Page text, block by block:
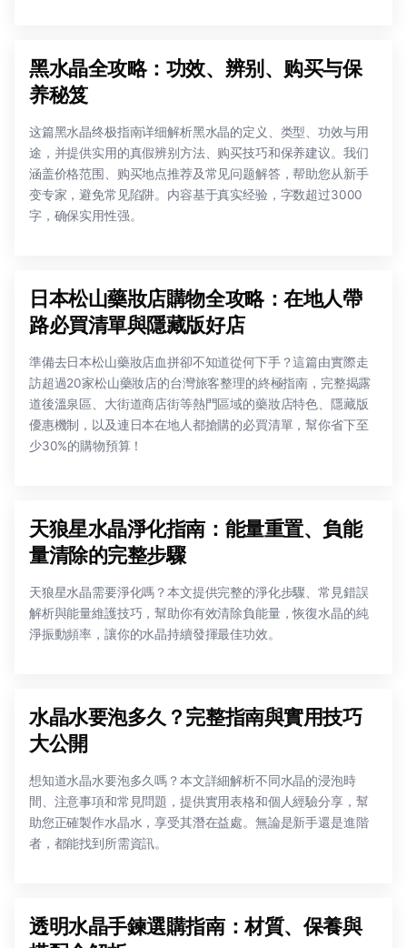
黑水晶全攻略：功效、辨别、购买与保
养秘笈
这篇黑水晶终极指南详细解析黑水晶的定义、类型、功效与用
途，并提供实用的真假辨别方法、购买技巧和保养建议。我们
涵盖价格范围、购买地点推荐及常见问题解答，帮助您从新手
变专家，避免常见陷阱。内容基于真实经验，字数超过3000
字，确保实用性强。
日本松山藥妝店購物全攻略：在地人帶
路必買清單與隱藏版好店
準備去日本松山藥妝店血拼卻不知道從何下手？這篇由實際走
訪超過20家松山藥妝店的台灣旅客整理的終極指南，完整揭露
道後溫泉區、大街道商店街等熱門區域的藥妝店特色、隱藏版
優惠機制，以及連日本在地人都搶購的必買清單，幫你省下至
少30%的購物預算！
天狼星水晶淨化指南：能量重置、負能
量清除的完整步驟
天狼星水晶需要淨化嗎？本文提供完整的淨化步驟、常見錯誤
解析與能量維護技巧，幫助你有效清除負能量，恢復水晶的純
淨振動頻率，讓你的水晶持續發揮最佳功效。
水晶水要泡多久？完整指南與實用技巧
大公開
想知道水晶水要泡多久嗎？本文詳細解析不同水晶的浸泡時
間、注意事項和常見問題，提供實用表格和個人經驗分享，幫
助您正確製作水晶水，享受其潛在益處。無論是新手還是進階
者，都能找到所需資訊。
透明水晶手鍊選購指南：材質、保養與